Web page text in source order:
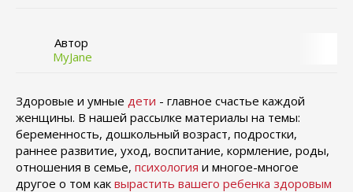
Автор
MyJane
Здоровые и умные дети - главное счастье каждой
женщины. В нашей рассылке материалы на темы:
беременность, дошкольный возраст, подростки,
раннее развитие, уход, воспитание, кормление, роды,
отношения в семье, психология и многое-многое
другое о том как вырастить вашего ребенка здоровым